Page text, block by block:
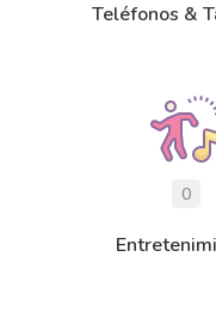
Teléfonos &
0